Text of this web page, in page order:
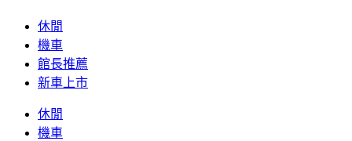
休閒
機車
館長推薦
新車上市
休閒
機車